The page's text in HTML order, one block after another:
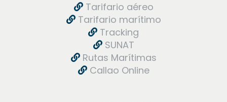
Tarifario aéreo
Tarifario marítimo
Tracking
SUNAT
Rutas Marítima
Callao Online